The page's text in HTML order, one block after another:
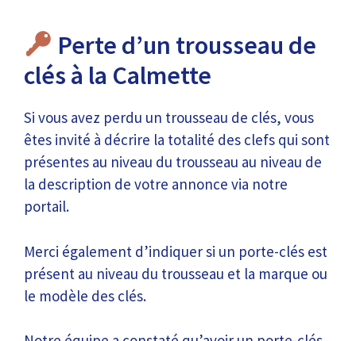
Perte d’un trousseau de
clés à la Calmette
Si vous avez perdu un trousseau de clés, vous
êtes invité à décrire la totalité des clefs qui sont
présentes au niveau du trousseau au niveau de
la description de votre annonce via notre
portail.
Merci également d’indiquer si un porte-clés est
présent au niveau du trousseau et la marque ou
le modèle des clés.